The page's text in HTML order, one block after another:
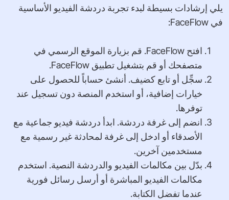
يلي إرشادات بسيطة لبدء تجربة دردشة الفيديو الأساسية
في FaceFlow:
افتح FaceFlow. قم بزيارة الموقع الرسمي في
متصفحك أو قم بتشغيل تطبيق FaceFlow.
سجِّل أو تابع كضيف. أنشئ حساباً للحصول على
خيارات إضافية، أو استخدم المنصة دون تسجيل عند
توفرها.
انضم إلى غرفة دردشة. ابدأ دردشة فيديو جماعية مع
الأصدقاء أو ادخل إلى غرفة لمحادثة غير رسمية مع
مستخدمين آخرين.
بدّل بين مكالمات الفيديو والدردشة النصية. استخدم
مكالمات الفيديو المباشرة أو أرسل رسائل فورية
عندما تفضل الكتابة.